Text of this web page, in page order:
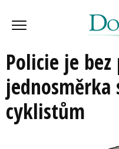
Policie je bez
cyklistům